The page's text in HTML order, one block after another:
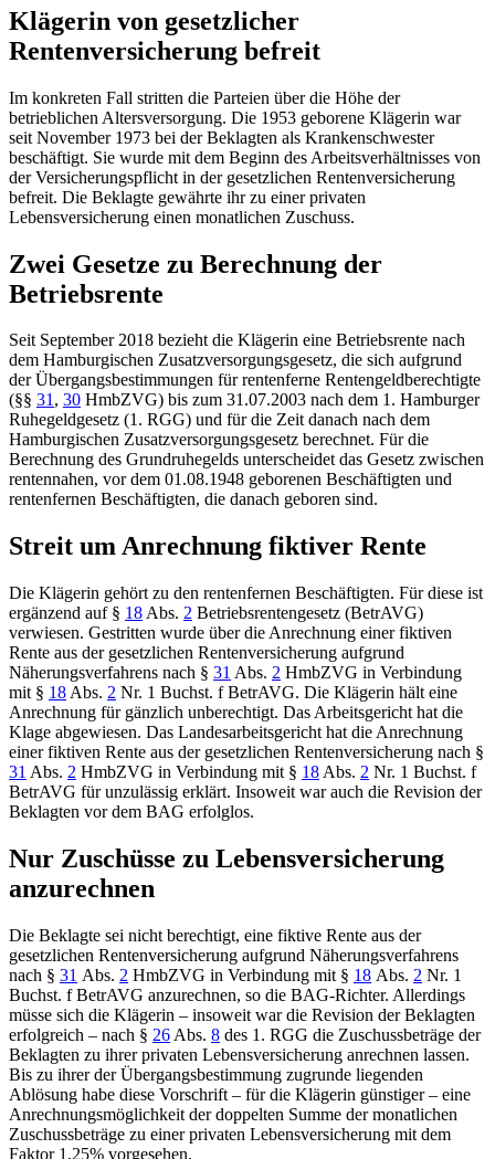
Klägerin von gesetzlicher
Rentenversicherung befreit
Im konkreten Fall stritten die Parteien über die Höhe der
betrieblichen Altersversorgung. Die 1953 geborene Klägerin war
seit November 1973 bei der Beklagten als Krankenschwester
beschäftigt. Sie wurde mit dem Beginn des Arbeitsverhältnisses von
der Versicherungspflicht in der gesetzlichen Rentenversicherung
befreit. Die Beklagte gewährte ihr zu einer privaten
Lebensversicherung einen monatlichen Zuschuss.
Zwei Gesetze zu Berechnung der
Betriebsrente
Seit September 2018 bezieht die Klägerin eine Betriebsrente nach
dem Hamburgischen Zusatzversorgungsgesetz, die sich aufgrund
der Übergangsbestimmungen für rentenferne Rentengeldberechtigte
(§§ 31, 30 HmbZVG) bis zum 31.07.2003 nach dem 1. Hamburger
Ruhegeldgesetz (1. RGG) und für die Zeit danach nach dem
Hamburgischen Zusatzversorgungsgesetz berechnet. Für die
Berechnung des Grundruhegelds unterscheidet das Gesetz zwischen
rentennahen, vor dem 01.08.1948 geborenen Beschäftigten und
rentenfernen Beschäftigten, die danach geboren sind.
Streit um Anrechnung fiktiver Rente
Die Klägerin gehört zu den rentenfernen Beschäftigten. Für diese ist
ergänzend auf § 18 Abs. 2 Betriebsrentengesetz (BetrAVG)
verwiesen. Gestritten wurde über die Anrechnung einer fiktiven
Rente aus der gesetzlichen Rentenversicherung aufgrund
Näherungsverfahrens nach § 31 Abs. 2 HmbZVG in Verbindung
mit § 18 Abs. 2 Nr. 1 Buchst. f BetrAVG. Die Klägerin hält eine
Anrechnung für gänzlich unberechtigt. Das Arbeitsgericht hat die
Klage abgewiesen. Das Landesarbeitsgericht hat die Anrechnung
einer fiktiven Rente aus der gesetzlichen Rentenversicherung nach §
31 Abs. 2 HmbZVG in Verbindung mit § 18 Abs. 2 Nr. 1 Buchst. f
BetrAVG für unzulässig erklärt. Insoweit war auch die Revision der
Beklagten vor dem BAG erfolglos.
Nur Zuschüsse zu Lebensversicherung
anzurechnen
Die Beklagte sei nicht berechtigt, eine fiktive Rente aus der
gesetzlichen Rentenversicherung aufgrund Näherungsverfahrens
nach § 31 Abs. 2 HmbZVG in Verbindung mit § 18 Abs. 2 Nr. 1
Buchst. f BetrAVG anzurechnen, so die BAG-Richter. Allerdings
müsse sich die Klägerin – insoweit war die Revision der Beklagten
erfolgreich – nach § 26 Abs. 8 des 1. RGG die Zuschussbeträge der
Beklagten zu ihrer privaten Lebensversicherung anrechnen lassen.
Bis zu ihrer der Übergangsbestimmung zugrunde liegenden
Ablösung habe diese Vorschrift – für die Klägerin günstiger – eine
Anrechnungsmöglichkeit der doppelten Summe der monatlichen
Zuschussbeträge zu einer privaten Lebensversicherung mit dem
Faktor 1,25% vorgesehen.